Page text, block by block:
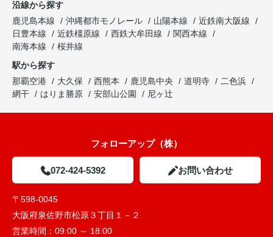
沿線から探す
鹿児島本線
沖縄都市モノレール 山陽本線
近鉄南大阪線
日豊本線
近鉄橿原線 西鉄大牟田線
関西本線
南海本線
桜井線
駅から探す
那覇空港
大久保 西熊本 鹿児島中央 道明寺
二色浜
網干
はりま勝原 安部山公園 尼ヶ辻
フォローアップ（株）
072-424-5392 お問い合わせ
〒598-0045
大阪府泉佐野市松原３丁目１－２
営業時間： 09:00 ～ 18:00